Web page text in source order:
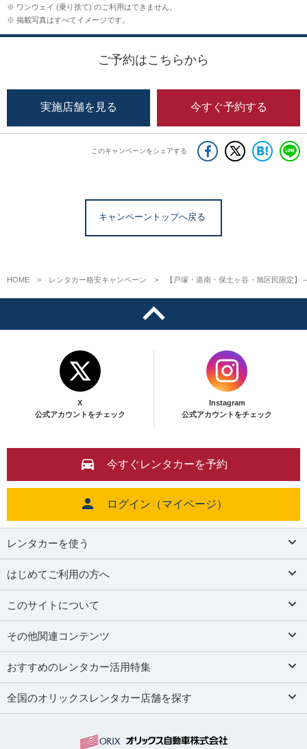
ワンウェイ (乗り捨て) のご利用はできません。
掲載写真はすべてイメージです。
ご予約はこちらから
実施店舗を見る 今すぐ予約する
このキャンペーンをシェアする
キャンペーントップへ戻る
HOME レンタカー格安キャンペーン 【戸塚・港南・保土ヶ谷・旭区民限定
X
公式アカウントをチェック
Instagram
公式アカウントをチェック
今すぐレンタカーを予約
ログイン（マイページ）
レンタカーを使う
はじめてご利用の方へ
このサイトについて
その他関連コンテンツ
おすすめのレンタカー活用特集
全国のオリックスレンタカー店舗を探す